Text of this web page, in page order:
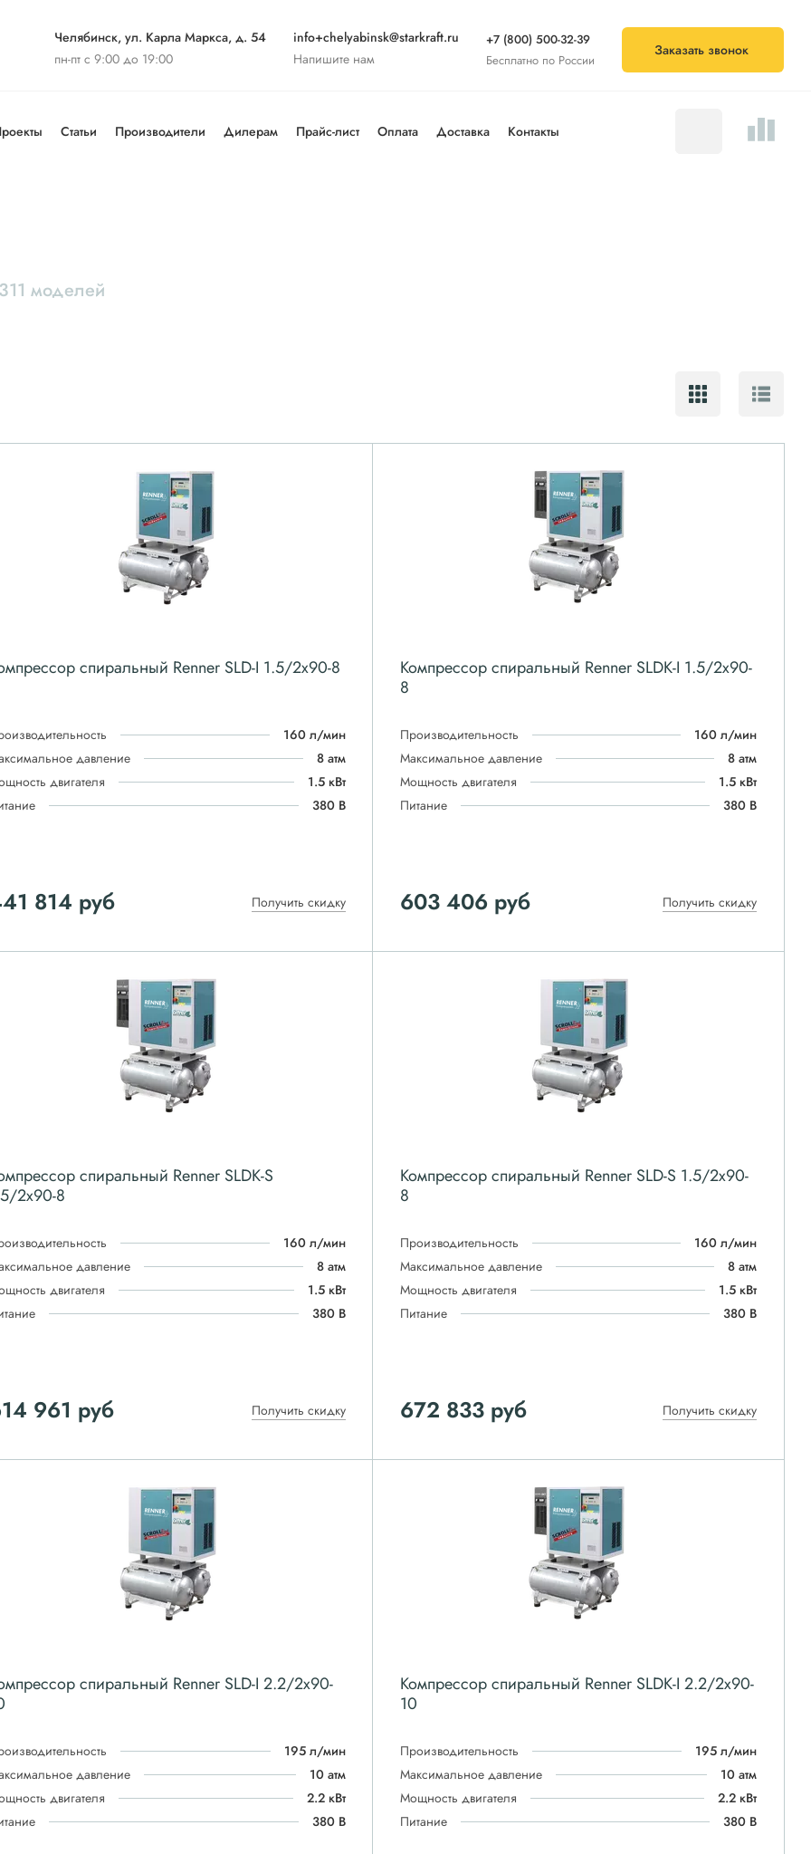
Челябинск, ул. Карла Маркса, д. 54
пн-пт с 9:00 до 19:00
info+chelyabinsk@starkraft.ru
Напишите нам
+7 (800) 500-32-39
Бесплатно по России
Заказать звонок
Статьи Производители Дилерам Прайс-лист Оплата Доставка Контакты
311 моделей
спиральный Renner SLD-I 1.5/2x90-8
160 л/мин
давление
8 атм
двигателя
1.5 кВт
380 В
814 руб Получить скидку
Компрессор спиральный Renner SLDK-I 1.5/2x90-
8
Производительность
160 л/мин
Максимальное давление
8 атм
Мощность двигателя
1.5 кВт
Питание
380 В
603 406руб Получить скидку
спиральный Renner SLDK-S
2x90-8
160 л/мин
давление
8 атм
двигателя
1.5 кВт
380 В
961 руб Получить скидку
Компрессор спиральный Renner SLD-S 1.5/2x90-
8
Производительность
160 л/мин
Максимальное давление
8 атм
Мощность двигателя
1.5 кВт
Питание
380 В
672 833руб Получить скидку
спиральный Renner SLD-I 2.2/2x90-
195 л/мин
давление
10 атм
двигателя
2.2 кВт
380 В
Компрессор спиральный Renner SLDK-I 2.2/2x90-
10
Производительность
195 л/мин
Максимальное давление
10 атм
Мощность двигателя
2.2 кВт
Питание
380 В